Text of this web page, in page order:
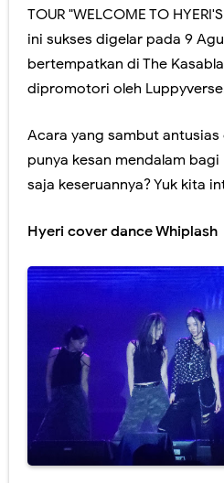
TOUR "WELCOME TO
ini sukses digelar pada 9
bertempatkan di The
dipromotori oleh
Acara yang sambut
punya kesan mendalam
saja keseruannya? Yuk kita
Hyeri cover dance Whiplash